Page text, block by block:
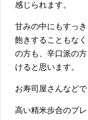
感じられます。
甘みの中にもすっ
飽きすることもな
の方も、辛口派の
けると思います。
お寿司屋さんなど
高い精米歩合のプ